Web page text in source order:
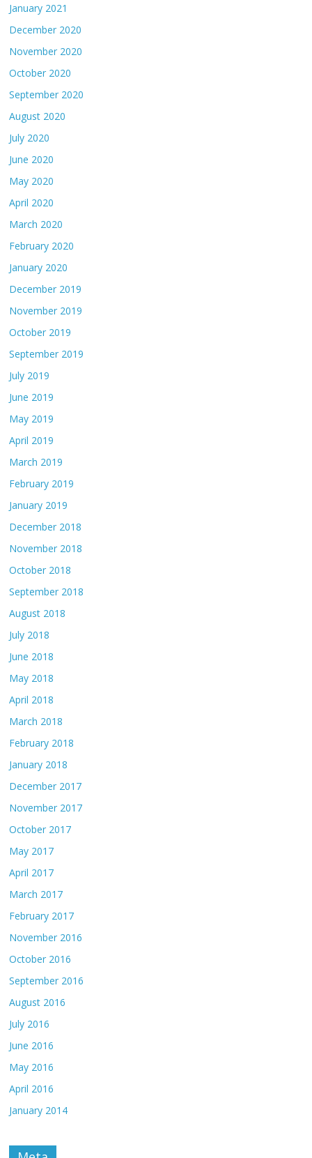
January 2021
December 2020
November 2020
October 2020
September 2020
August 2020
July 2020
June 2020
May 2020
April 2020
March 2020
February 2020
January 2020
December 2019
November 2019
October 2019
September 2019
July 2019
June 2019
May 2019
April 2019
March 2019
February 2019
January 2019
December 2018
November 2018
October 2018
September 2018
August 2018
July 2018
June 2018
May 2018
April 2018
March 2018
February 2018
January 2018
December 2017
November 2017
October 2017
May 2017
April 2017
March 2017
February 2017
November 2016
October 2016
September 2016
August 2016
July 2016
June 2016
May 2016
April 2016
January 2014